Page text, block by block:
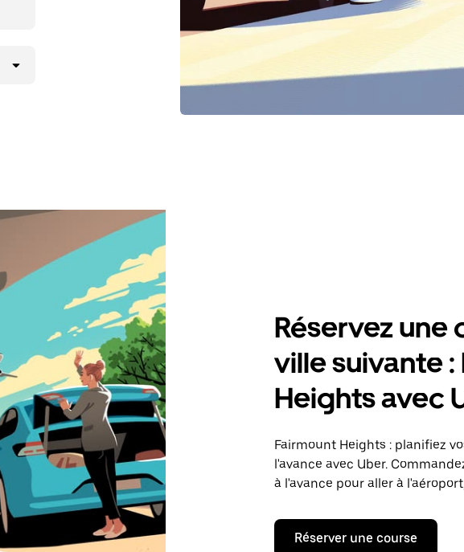
Réservez une
ville suivante
Heights avec
Fairmount Heights : planifiez
l'avance avec Uber.
à l'avance pour aller à
Réserver une course